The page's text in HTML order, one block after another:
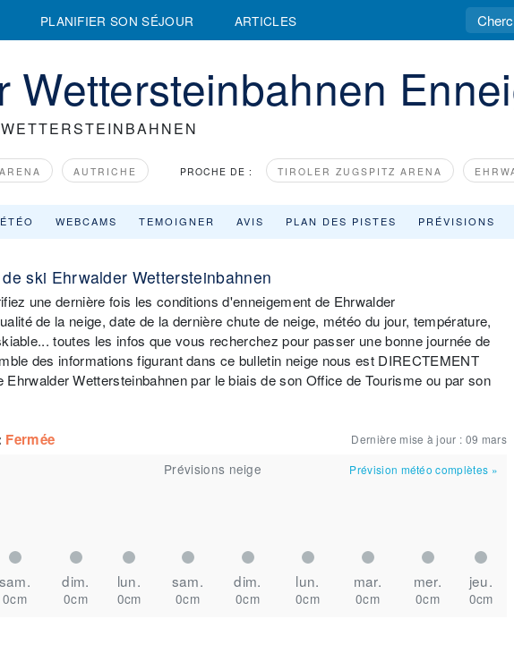
PLANIFIER SON SÉJOUR ARTICLES
Wettersteinbahnen
AUTRICHE PROCHE DE : TIROLER ZUGSPITZ ARENA
WEBCAMS TEMOIGNER AVIS PLAN DES PISTES PRÉVISIONS
ski Ehrwalder Wettersteinbahnen
une dernière fois les conditions d'enneigement de Ehrwalder
de la neige, date de la dernière chute de neige, météo du jour, température,
toutes les infos que vous recherchez pour passer une bonne journée de
des informations figurant dans ce bulletin neige nous est DIRECTEMENT
Wettersteinbahnen par le biais de son Office de Tourisme ou par son
Fermée Dernière mise à jour : 09 mars
sam. dim. lun.
0cm 0cm 0cm
Prévisions neige Prévision météo complètes »
sam. dim. lun. mar. mer. jeu.
0cm 0cm 0cm 0cm 0cm 0cm